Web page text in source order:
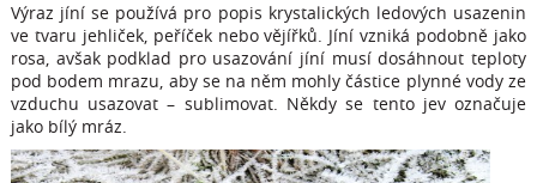
Výraz jíní se používá pro popis krystalických ledových usazenin
ve tvaru jehliček, peříček nebo vějířků. Jíní vzniká podobně jako
rosa, avšak podklad pro usazování jíní musí dosáhnout teploty
pod bodem mrazu, aby se na něm mohly částice plynné vody ze
vzduchu usazovat – sublimovat. Někdy se tento jev označuje
jako bílý mráz.